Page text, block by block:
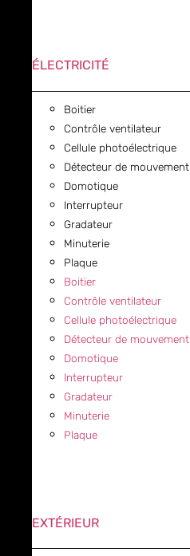
ÉLECTRICITÉ
Boitier
Contrôle ventilateur
Cellule photoélectrique
Détecteur de mouvement
Domotique
Interrupteur
Gradateur
Minuterie
Plaque
Boitier
Contrôle ventilateur
Cellule photoélectrique
Détecteur de mouvement
Domotique
Interrupteur
Gradateur
Minuterie
Plaque
EXTÉRIEUR